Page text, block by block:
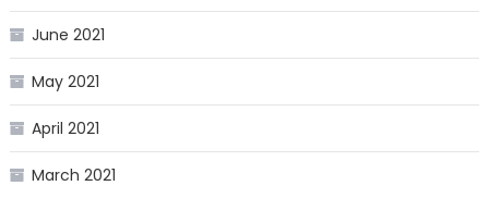
June 2021
May 2021
April 2021
March 2021